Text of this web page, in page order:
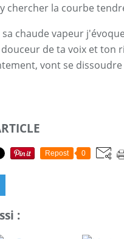
chercher la courbe
sa chaude vapeur
douceur de ta voix et ton
vont se
Repost 0
: